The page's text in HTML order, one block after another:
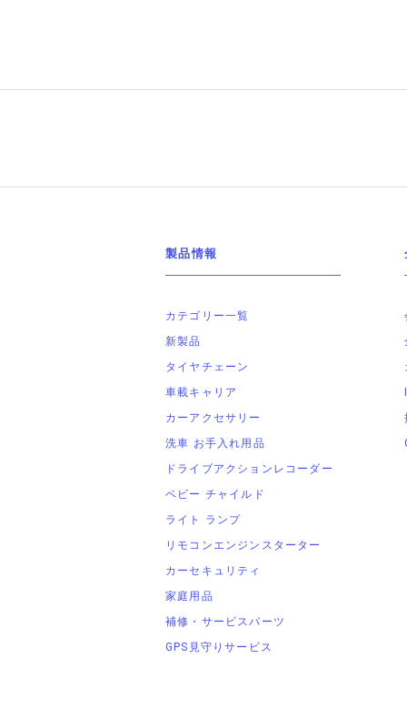
製品情報
カテゴリー一覧
新製品
タイヤチェーン
車載キャリア
カーアクセサリー
洗車 お手入れ用品
ドライブアクションレコーダー
ベビー チャイルド
ライト ランプ
リモコンエンジンスターター
カーセキュリティ
家庭用品
補修・サービスパーツ
GPS見守りサービス